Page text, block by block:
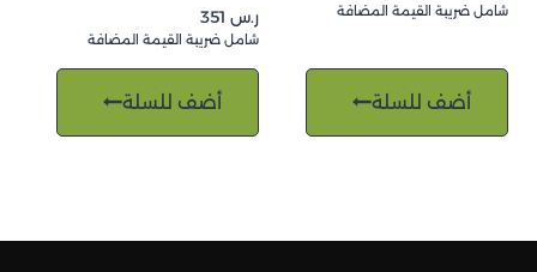
شامل ضريبة القيمة المضافة
أضف للسلة
ر.س
شامل ضريبة القيمة المضافة
أضف للسلة